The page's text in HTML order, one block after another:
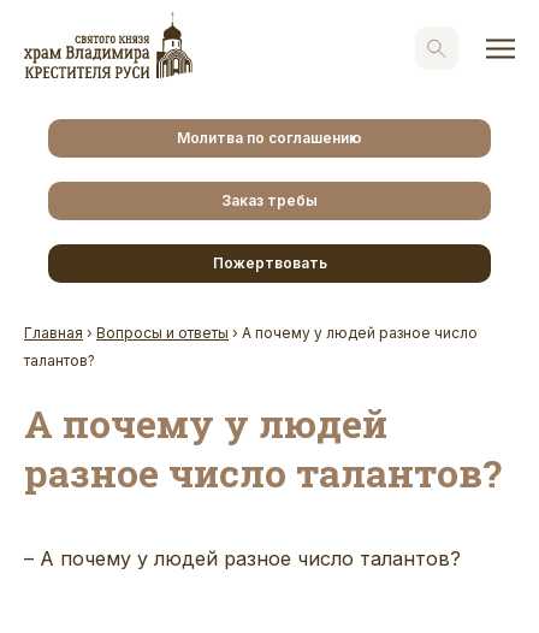
Молитва по соглашению
Заказ требы
Пожертвовать
Главная › Вопросы и ответы › А почему у людей разное число
талантов?
А почему у людей
разное число талантов?
– А почему у людей разное число талантов?